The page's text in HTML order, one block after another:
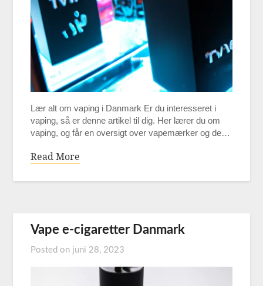
Lær alt om vaping i Danmark Er du interesseret i
vaping, så er denne artikel til dig. Her lærer du om
vaping, og får en oversigt over vapemærker og de…
Read More
Vape e-cigaretter Danmark
Posted on juni 28, 2023